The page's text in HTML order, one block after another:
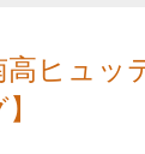
ヒュッ